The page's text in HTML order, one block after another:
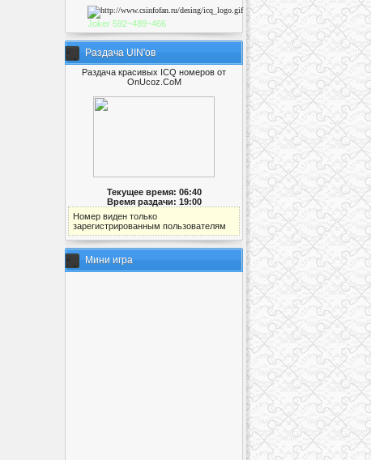
Joker 592~489~466
Раздача UIN'ов
Раздача красивых ICQ номеров от
OnUcoz.CoM
Текущее время: 06:40
Время раздачи: 19:00
Номер виден только
зарегистрированным пользователям
Мини игра